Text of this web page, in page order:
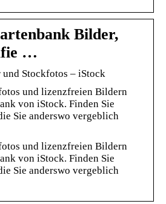
Bilder,
…
Stockfotos – iStock
und lizenzfreien Bildern
von iStock. Finden Sie
Sie anderswo vergeblich
und lizenzfreien Bildern
von iStock. Finden Sie
Sie anderswo vergeblich